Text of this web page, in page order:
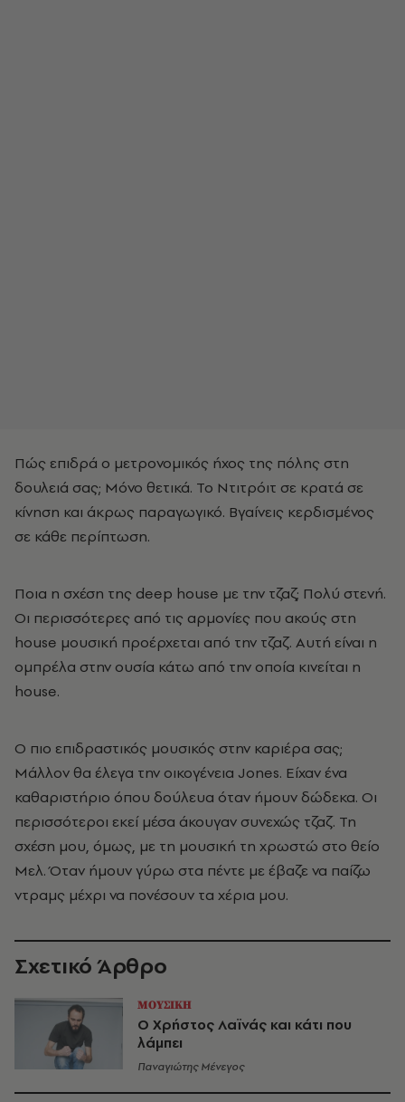
Πώς επιδρά ο μετρονομικός ήχος της πόλης στη
δουλειά σας; Mόνο θετικά. Το Ντιτρόιτ σε κρατά σε
κίνηση και άκρως παραγωγικό. Βγαίνεις κερδισμένος
σε κάθε περίπτωση.
Ποια η σχέση της deep house με την τζαζ; Πολύ στενή.
Οι περισσότερες από τις αρμονίες που ακούς στη
house μουσική προέρχεται από την τζαζ. Αυτή είναι η
ομπρέλα στην ουσία κάτω από την οποία κινείται η
house.
Ο πιο επιδραστικός μουσικός στην καριέρα σας;
Μάλλον θα έλεγα την οικογένεια Jones. Eίχαν ένα
καθαριστήριο όπου δούλευα όταν ήμουν δώδεκα. Οι
περισσότεροι εκεί μέσα άκουγαν συνεχώς τζαζ. Τη
σχέση μου, όμως, με τη μουσική τη χρωστώ στο θείο
Μελ. Όταν ήμουν γύρω στα πέντε με έβαζε να παίζω
ντραμς μέχρι να πονέσουν τα χέρια μου.
Σχετικό Άρθρο
ΜΟΥΣΙΚΗ
Ο Χρήστος Λαϊνάς και κάτι που
λάμπει
Παναγιώτης Μένεγος